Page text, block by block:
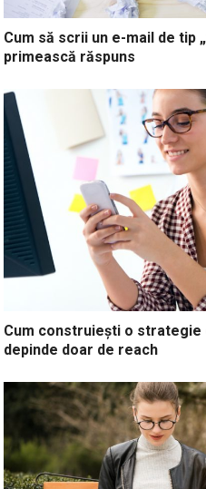
Cum să scrii un e-mail de tip
primească răspuns
Cum construiești o strategie
depinde doar de reach